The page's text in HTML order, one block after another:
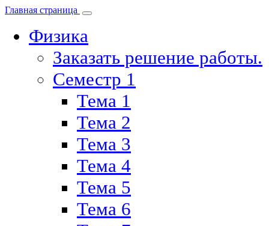
Главная страница
Физика
Заказать решение работы.
Семестр 1
Тема 1
Тема 2
Тема 3
Тема 4
Тема 5
Тема 6